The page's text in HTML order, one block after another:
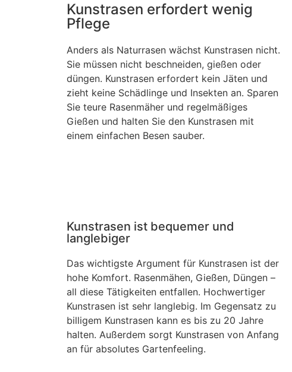
Kunstrasen erfordert wenig
Pflege
Anders als Naturrasen wächst Kunstrasen nicht.
Sie müssen nicht beschneiden, gießen oder
düngen. Kunstrasen erfordert kein Jäten und
zieht keine Schädlinge und Insekten an. Sparen
Sie teure Rasenmäher und regelmäßiges
Gießen und halten Sie den Kunstrasen mit
einem einfachen Besen sauber.
Kunstrasen ist bequemer und
langlebiger
Das wichtigste Argument für Kunstrasen ist der
hohe Komfort. Rasenmähen, Gießen, Düngen –
all diese Tätigkeiten entfallen. Hochwertiger
Kunstrasen ist sehr langlebig. Im Gegensatz zu
billigem Kunstrasen kann es bis zu 20 Jahre
halten. Außerdem sorgt Kunstrasen von Anfang
an für absolutes Gartenfeeling.